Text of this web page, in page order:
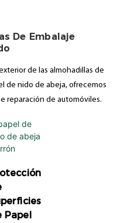
De Embalaje
de las almohadillas de
de nido de abeja, ofrecemos
reparación de automóviles.
Papel